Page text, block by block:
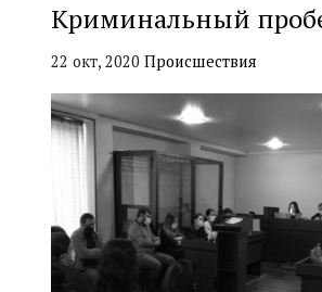
Криминальный
22 окт, 2020 Происшествия